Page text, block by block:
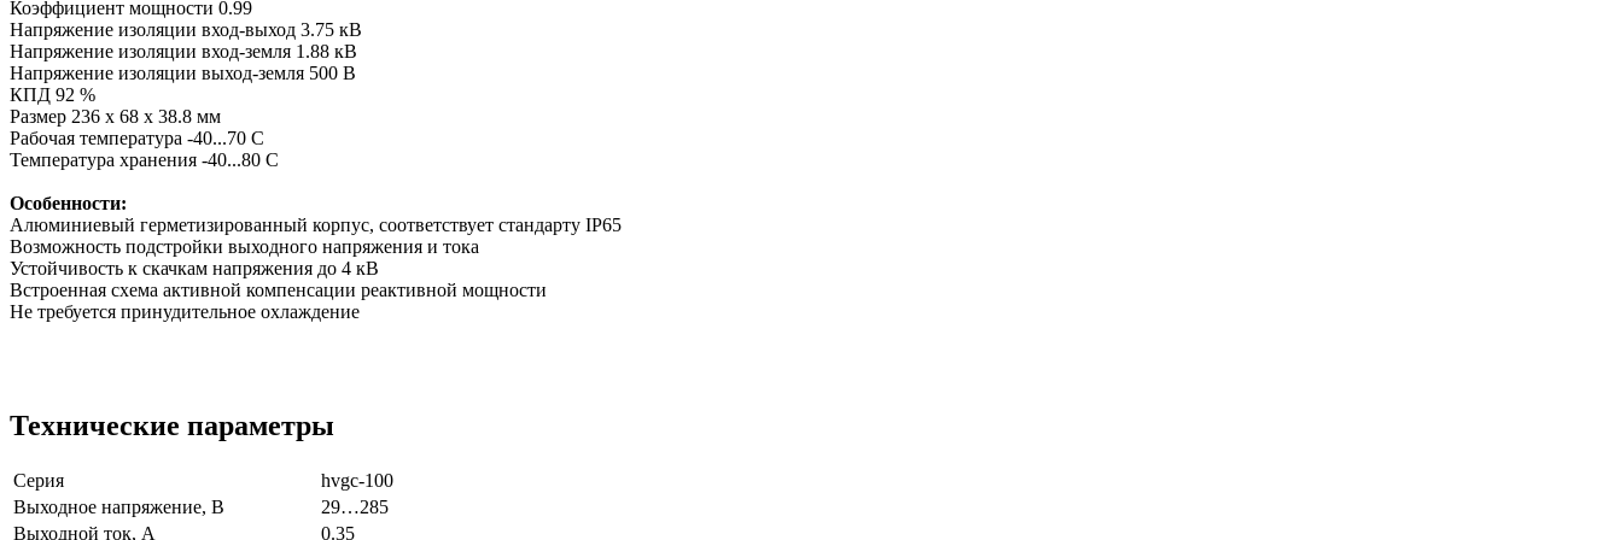
Коэффициент мощности 0.99
Напряжение изоляции вход-выход 3.75 кВ
Напряжение изоляции вход-земля 1.88 кВ
Напряжение изоляции выход-земля 500 В
КПД 92 %
Размер 236 x 68 x 38.8 мм
Рабочая температура -40...70 C
Температура хранения -40...80 C
Особенности:
Алюминиевый герметизированный корпус, соответствует стандарту IP65
Возможность подстройки выходного напряжения и тока
Устойчивость к скачкам напряжения до 4 кВ
Встроенная схема активной компенсации реактивной мощности
Не требуется принудительное охлаждение
Технические параметры
Серия
hvgc-100
Выходное напряжение, В
29…285
Выходной ток, А
0.35